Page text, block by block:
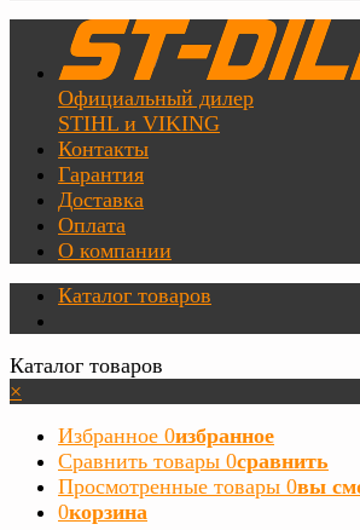
Официальный дилер
STIHL и VIKING
Контакты
Гарантия
Доставка
Оплата
О компании
Каталог товаров
Каталог товаров
×
Избранное 0избранное
Сравнить товары 0сравнить
Просмотренные товары 0вы
0корзина